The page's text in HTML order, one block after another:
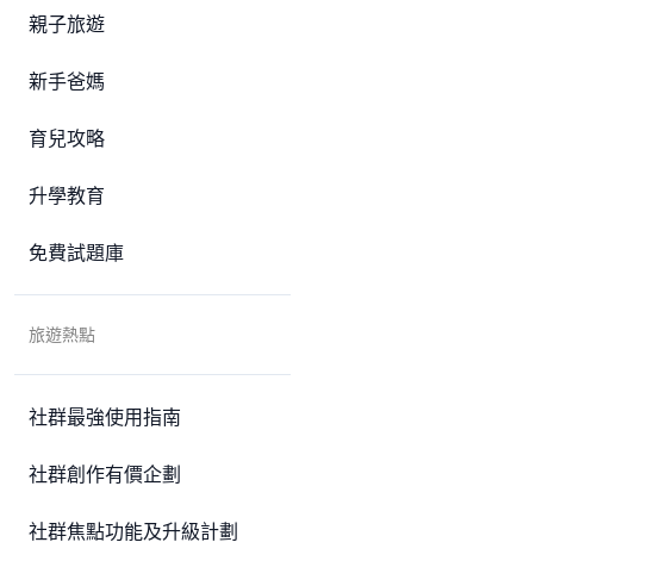
親子旅遊
新手爸媽
育兒攻略
升學教育
免費試題庫
旅遊熱點
社群最強使用指南
社群創作有價企劃
社群焦點功能及升級計劃